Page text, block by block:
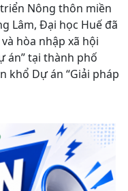
Nông thôn miền
Lâm, Đại học Huế đã
hòa nhập xã hội
án” tại thành phố
khổ Dự án “Giải pháp